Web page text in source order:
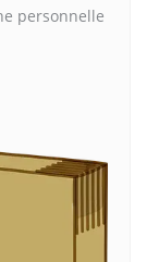
personnelle